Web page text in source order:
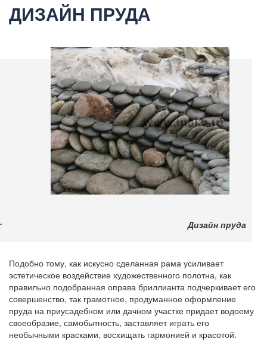
ДИЗАЙН ПРУДА
Дизайн пруда
Подобно тому, как искусно сделанная рама усиливает
эстетическое воздействие художественного полотна, как
правильно подобранная оправа бриллианта подчеркивает его
совершенство, так грамотное, продуманное оформление
пруда на приусадебном или дачном участке придает водоему
своеобразие, самобытность, заставляет играть его
необычными красками, восхищать гармонией и красотой.